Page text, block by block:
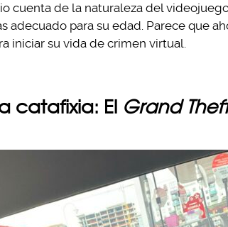
cuenta de la naturaleza del
adecuado para su edad. Parece que
iniciar su vida de crimen virtual.
catafixia: El Grand